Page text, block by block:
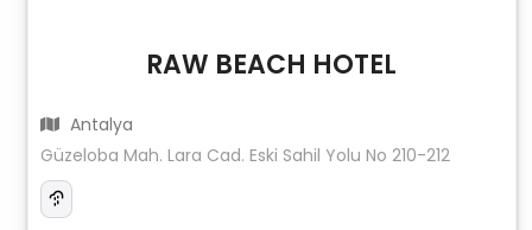
RAW BEACH HOTEL
Antalya
Güzeloba Mah. Lara Cad. Eski Sahil Yolu No 210-212